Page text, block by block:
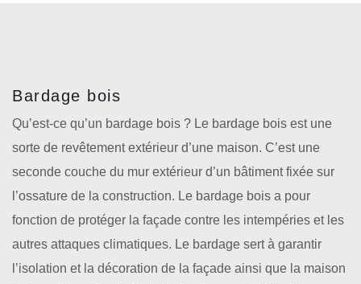
Bardage bois
Qu’est-ce qu’un bardage bois ? Le bardage bois est une
sorte de revêtement extérieur d’une maison. C’est une
seconde couche du mur extérieur d’un bâtiment fixée sur
l’ossature de la construction. Le bardage bois a pour
fonction de protéger la façade contre les intempéries et les
autres attaques climatiques. Le bardage sert à garantir
l’isolation et la décoration de la façade ainsi que la maison